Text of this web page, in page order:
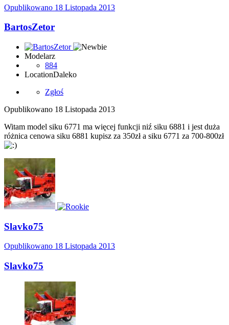
Opublikowano 18 Listopada 2013
BartosZetor
Modelarz
884
LocationDaleko
Zgłoś
Opublikowano 18 Listopada 2013
Witam model siku 6771 ma więcej funkcji niź siku 6881 i jest duża
różnica cenowa siku 6881 kupisz za 350zł a siku 6771 za 700-800zł
Slavko75
Opublikowano 18 Listopada 2013
Slavko75